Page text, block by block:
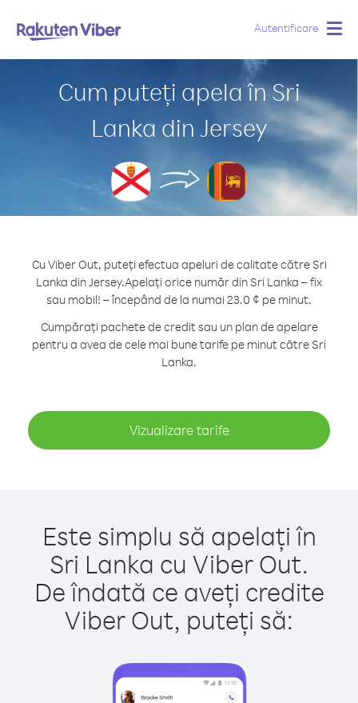
Autentificare
Cum puteți apela în Sri
Lanka din Jersey
Cu Viber Out, puteți efectua apeluri de calitate către Sri
Lanka din Jersey.Apelați orice număr din Sri Lanka – fix
sau mobil! – începând de la numai 23.0 ¢ pe minut.
Cumpărați pachete de credit sau un plan de apelare
pentru a avea de cele mai bune tarife pe minut către Sri
Lanka.
Vizualizare tarife
Este simplu să apelați în
Sri Lanka cu Viber Out.
De îndată ce aveți credite
Viber Out, puteți să: